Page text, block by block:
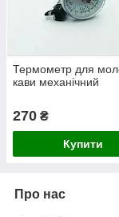
Термометр для
кави механічний
270 ₴
Купити
Про нас